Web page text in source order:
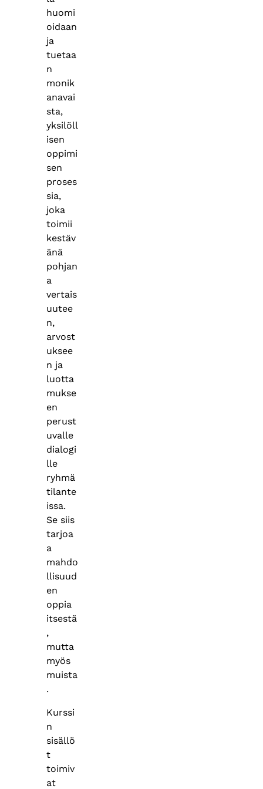
huomi
oidaan
ja
tuetaa
n
monik
anavai
sta,
yksilöll
isen
oppimi
sen
proses
sia,
joka
toimii
kestäv
änä
pohjan
a
vertais
uutee
n,
arvost
uksee
n ja
luotta
mukse
en
perust
uvalle
dialogi
lle
ryhmä
tilante
issa.
Se siis
tarjoa
a
mahdo
llisuud
en
oppia
itsestä
,
mutta
myös
muista
.
Kurssi
n
sisällö
t
toimiv
at